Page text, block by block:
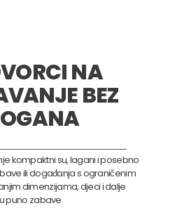
NA
BEZ
kompaktni su, lagani i posebno
ili događanja s ograničenim
dimenzijama, djeci i dalje
puno zabave.